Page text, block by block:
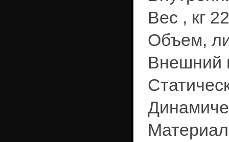
Вес , кг
Объем,
Внешний